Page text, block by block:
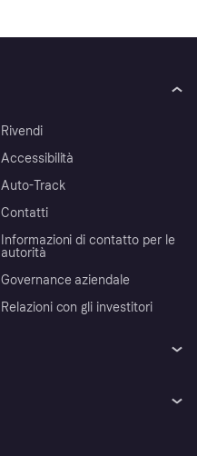
Rivendi
Accessibilità
Auto-Track
Contatti
Informazioni di contatto per le
autorità
Governance aziendale
Relazioni con gli investitori